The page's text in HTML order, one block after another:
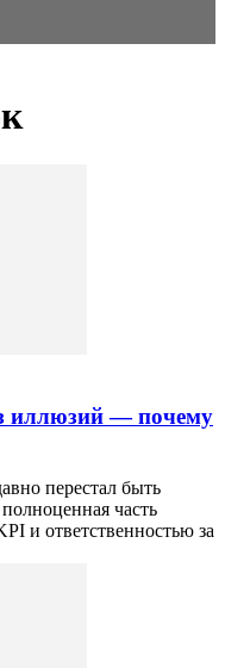
иллюзий — почему
перестал быть
часть
и ответственностью за